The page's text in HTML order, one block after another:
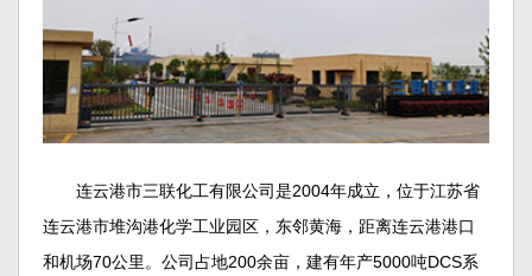
连云港市三联化工有限公司是2004年成立，位于江苏省
连云港市堆沟港化学工业园区，东邻黄海，距离连云港港口
和机场70公里。公司占地200余亩，建有年产5000吨DCS系